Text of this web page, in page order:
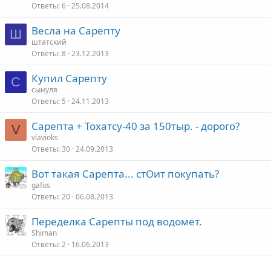
Ответы 6 25.08.2014
Ш Весла на Сарепту
штатский
Ответы 8 23.12.2013
С Купил Сарепту
сынуля
Ответы 5 24.11.2013
V Сарепта + Тохатсу-40 за 150тыр. - дорого?
vlavioks
Ответы 30 24.09.2013
Вот такая Сарепта... стОит покупать?
gafos
Ответы 20 06.08.2013
Переделка Сарепты под водомет.
Shiman
Ответы 2 16.06.2013